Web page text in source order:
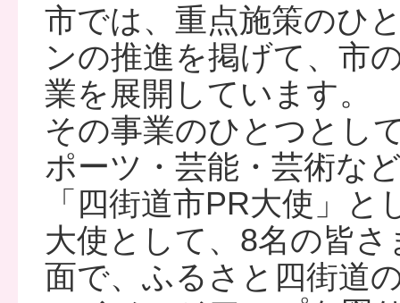
市では、重点施策のひ
ンの推進を掲げて、市
業を展開しています。
その事業のひとつとし
ポーツ・芸能・芸術な
「四街道市PR大使」
大使として、8名の皆
面で、ふるさと四街道